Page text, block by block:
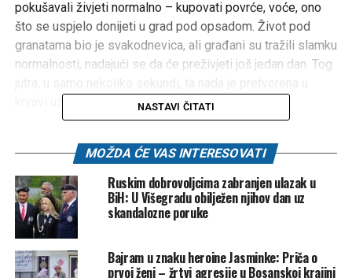
pokušavali živjeti normalno – kupovati povrće, voće, ono
što se uspjelo donijeti u grad pod opsadom. Život pod
granatama bio je svakodnevica, ali građani su tražili slamku
normalnosti, nadajući se da će preživjeti još jedan dan. Tog
NASTAVI ČITATI
MOŽDA ĆE VAS INTERESOVATI
Ruskim dobrovoljcima zabranjen ulazak u
BiH: U Višegradu obilježen njihov dan uz
skandalozne poruke
Bajram u znaku heroine Jasminke: Priča o
prvoj ženi – žrtvi agresije u Bosanskoj krajini